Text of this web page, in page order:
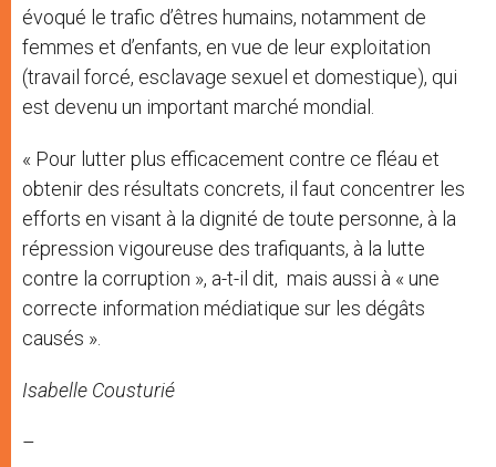
évoqué le trafic d’êtres humains, notamment de
femmes et d’enfants, en vue de leur exploitation
(travail forcé, esclavage sexuel et domestique), qui
est devenu un important marché mondial.
« Pour lutter plus efficacement contre ce fléau et
obtenir des résultats concrets, il faut concentrer les
efforts en visant à la dignité de toute personne, à la
répression vigoureuse des trafiquants, à la lutte
contre la corruption », a-t-il dit, mais aussi à « une
correcte information médiatique sur les dégâts
causés ».
Isabelle Cousturié
–